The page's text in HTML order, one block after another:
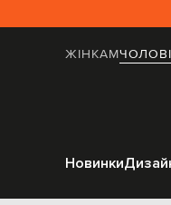
ЖІНКАМ
Новинки